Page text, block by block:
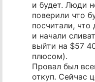
и будет. Люди
поверили что
посчитали, что
и начали
выйти на $57
плюсом).
Провал был
откуп. Сейчас